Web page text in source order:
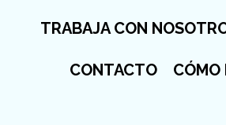
TRABAJA CON
CONTACTO CÓMO